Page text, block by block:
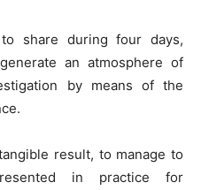
share during four days,
an atmosphere of
by means of the
result, to manage to
in practice for